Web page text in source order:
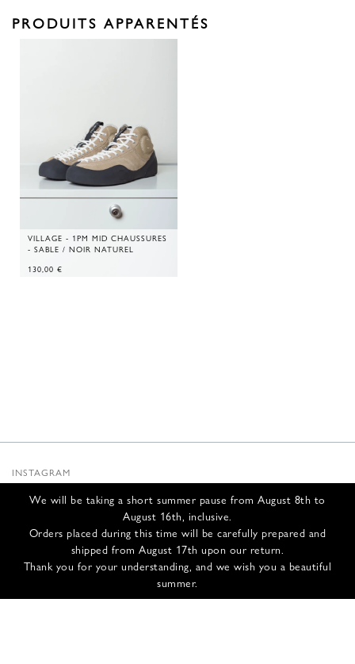
We will be taking a short summer pause from August 8th to
August 16th, inclusive.
Orders placed during this time will be carefully prepared and
shipped from August 17th upon our return.
Thank you for your understanding, and we wish you a beautiful
summer.
PRODUITS APPARENTÉS
VILLAGE - 1PM MID CHAUSSURES
- SABLE / NOIR NATUREL
130,00 €
INSTAGRAM
INFOS
NOUS CONTACTER
EXPÉDITION ET RETOURS